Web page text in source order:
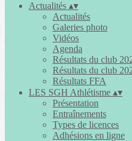
Actualités ▴▾
Actualités
Galeries photo
Vidéos
Agenda
Résultats du club
Résultats du club
Résultats FFA
LES SGH Athlétisme ▴▾
Présentation
Entraînements
Types de licences
Adhésions en ligne